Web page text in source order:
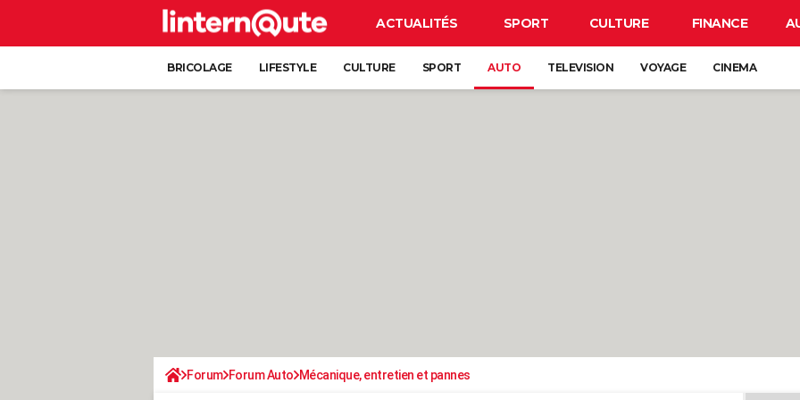
ACTUALITÉS SPORT CULTURE FINANCE
BRICOLAGE LIFESTYLE CULTURE SPORT AUTO TELEVISION VOYAGE CINEMA
Forum Forum Auto Mécanique, entretien et pannes